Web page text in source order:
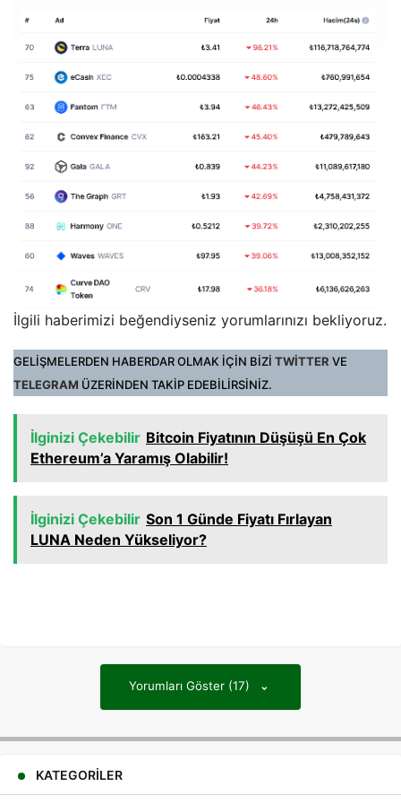
İlgili haberimizi beğendiyseniz yorumlarınızı bekliyoruz.
GELİŞMELERDEN HABERDAR OLMAK İÇİN BİZİ TWİTTER VE
TELEGRAM ÜZERİNDEN TAKİP EDEBİLİRSİNİZ.
İlginizi Çekebilir Bitcoin Fiyatının Düşüşü En Çok
Ethereum’a Yaramış Olabilir!
İlginizi Çekebilir Son 1 Günde Fiyatı Fırlayan
LUNA Neden Yükseliyor?
Yorumları Göster (17)
KATEGORILER